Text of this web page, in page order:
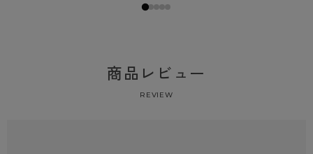
商品レビュー
REVIEW